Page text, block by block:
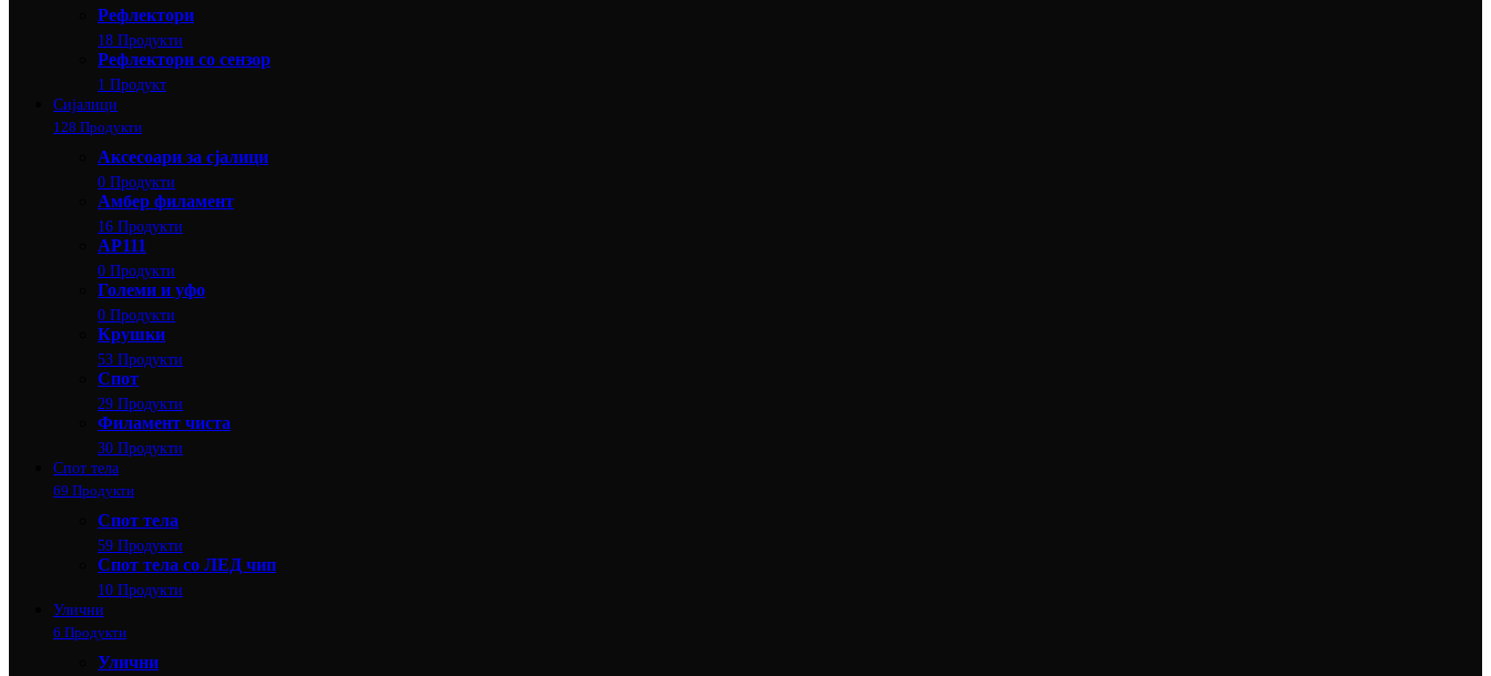
Рефлектори
18 Продукти
Рефлектори со сензор
1 Продукт
Сијалици
128 Продукти
Аксесоари за сјалици
0 Продукти
Амбер филамент
16 Продукти
АР111
0 Продукти
Големи и уфо
0 Продукти
Крушки
53 Продукти
Спот
29 Продукти
Филамент чиста
30 Продукти
Спот тела
69 Продукти
Спот тела
59 Продукти
Спот тела со ЛЕД чип
10 Продукти
Улични
6 Продукти
Улични